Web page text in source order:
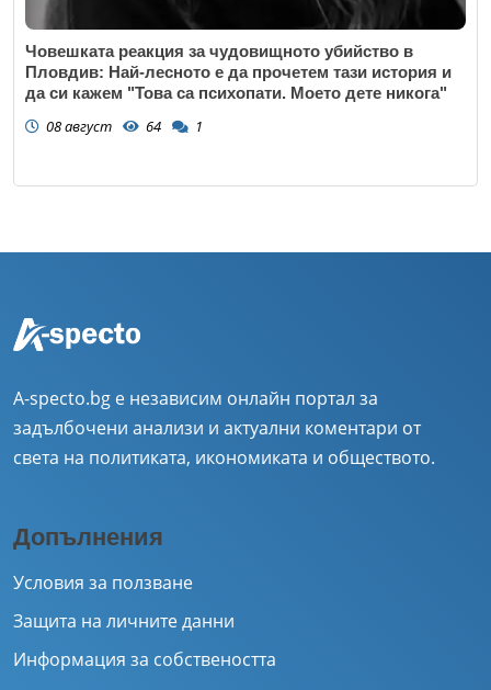
Човешката реакция за чудовищното убийство в
Пловдив: Най-лесното е да прочетем тази история и
да си кажем "Това са психопати. Моето дете никога"
08 август 64 1
A-specto.bg е независим онлайн портал за
задълбочени анализи и актуални коментари от
света на политиката, икономиката и обществото.
Допълнения
Условия за ползване
Защита на личните данни
Информация за собствеността